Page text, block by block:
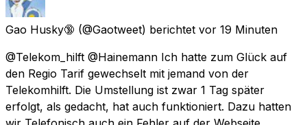
Gao Husky🔞 (@Gaotweet) berichtet vor 19 Minuten
@Telekom_hilft @Hainemann Ich hatte zum Glück auf
den Regio Tarif gewechselt mit jemand von der
Telekomhilft. Die Umstellung ist zwar 1 Tag später
erfolgt, als gedacht, hat auch funktioniert. Dazu hatten